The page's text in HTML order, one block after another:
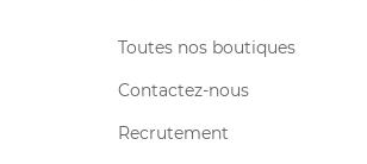
Toutes nos boutiques
Contactez-nous
Recrutement